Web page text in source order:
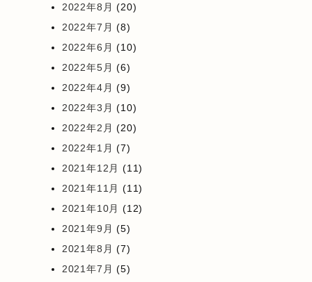
2022年8月 (20)
2022年7月 (8)
2022年6月 (10)
2022年5月 (6)
2022年4月 (9)
2022年3月 (10)
2022年2月 (20)
2022年1月 (7)
2021年12月 (11)
2021年11月 (11)
2021年10月 (12)
2021年9月 (5)
2021年8月 (7)
2021年7月 (5)